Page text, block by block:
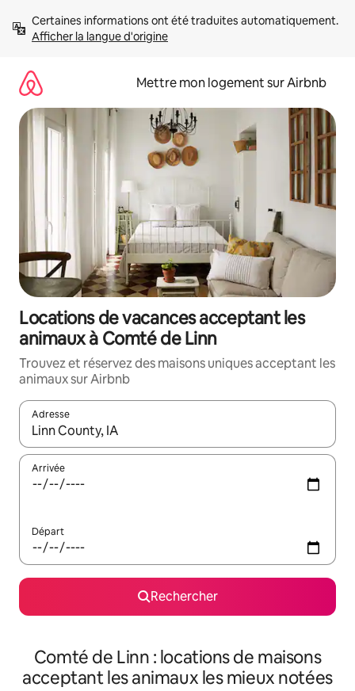
directement
Afficher la langue d'origine
Mettre mon logement sur Airbnb
Locations de vacances acceptant les
animaux à Comté de Linn
Trouvez et réservez des maisons uniques acceptant les
animaux sur Airbnb
Adresse
Lorsque les résultats s'affichent, utilisez les flèches vers le
Arrivée
Départ
Rechercher
Comté de Linn : locations de maisons
acceptant les animaux les mieux notées